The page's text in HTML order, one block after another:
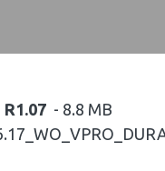
R1.07 - 8.8 MB